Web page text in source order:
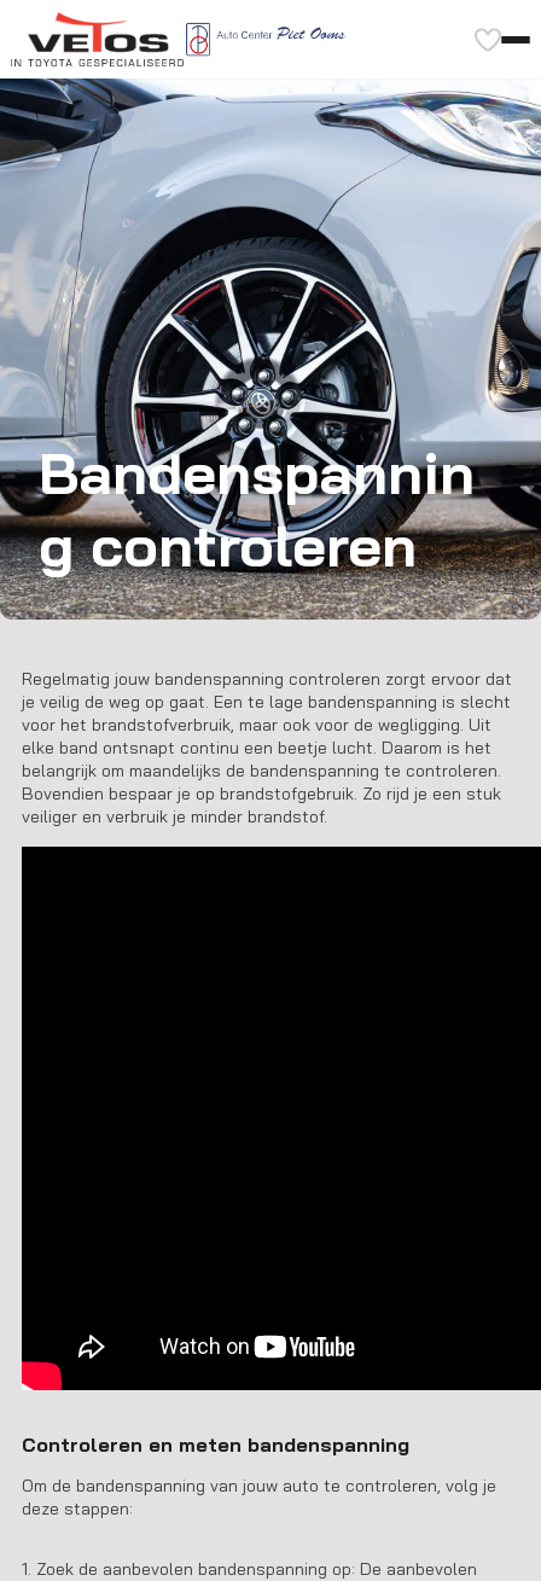
Bandenspannin
g controleren
Regelmatig jouw bandenspanning controleren zorgt ervoor dat
je veilig de weg op gaat. Een te lage bandenspanning is slecht
voor het brandstofverbruik, maar ook voor de wegligging. Uit
elke band ontsnapt continu een beetje lucht. Daarom is het
belangrijk om maandelijks de bandenspanning te controleren.
Bovendien bespaar je op brandstofgebruik. Zo rijd je een stuk
veiliger en verbruik je minder brandstof.
Controleren en meten bandenspanning
Om de bandenspanning van jouw auto te controleren, volg je
deze stappen:
Zoek de aanbevolen bandenspanning op: De aanbevolen